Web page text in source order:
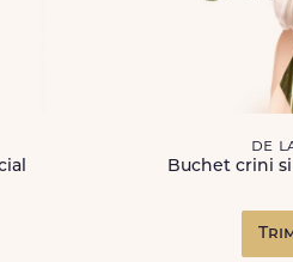
de
Buchet crini